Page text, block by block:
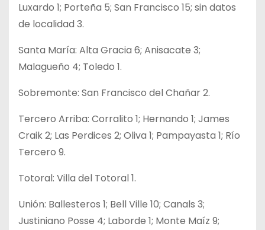
Luxardo 1; Porteña 5; San Francisco 15; sin datos
de localidad 3.
Santa María: Alta Gracia 6; Anisacate 3;
Malagueño 4; Toledo 1.
Sobremonte: San Francisco del Chañar 2.
Tercero Arriba: Corralito 1; Hernando 1; James
Craik 2; Las Perdices 2; Oliva 1; Pampayasta 1; Río
Tercero 9.
Totoral: Villa del Totoral 1.
Unión: Ballesteros 1; Bell Ville 10; Canals 3;
Justiniano Posse 4; Laborde 1; Monte Maíz 9;